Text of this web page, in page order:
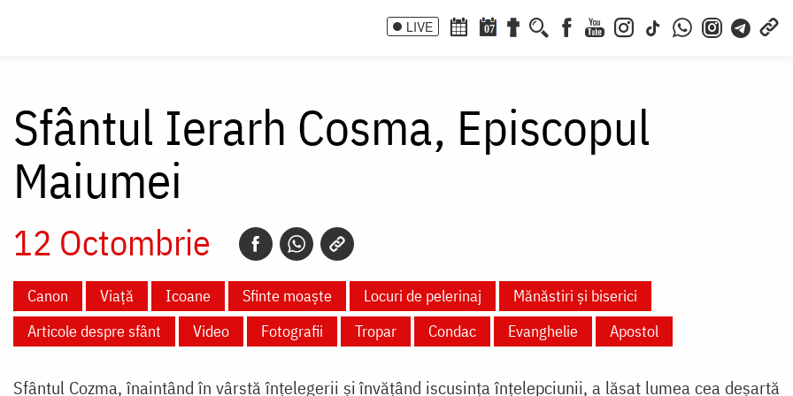
LIVE 07
Sfântul Ierarh Cosma, Episcopul
Maiumei
12 Octombrie
Canon Viață Icoane Sfinte moaște Locuri de pelerinaj
Mănăstiri și biserici
Articole despre sfânt
Video Fotografii Tropar Condac Evanghelie Apostol
Sfântul Cozma, înaintând în vârstă înțelegerii și învățând iscusința înțelepciunii, a lăsat lumea cea deșartă